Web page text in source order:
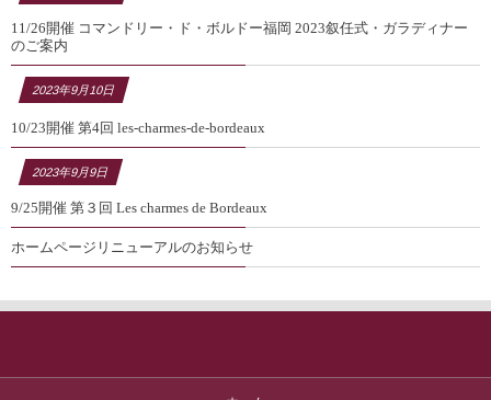
11/26開催 コマンドリー・ド・ボルドー福岡 2023叙任式・ガラディナー
のご案内
2023年9月10日
10/23開催 第4回 les-charmes-de-bordeaux
2023年9月9日
9/25開催 第３回 Les charmes de Bordeaux
ホームページリニューアルのお知らせ